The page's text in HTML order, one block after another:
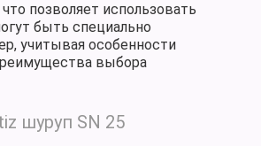
позволяет использовать
быть специально
учитывая особенности
выбора